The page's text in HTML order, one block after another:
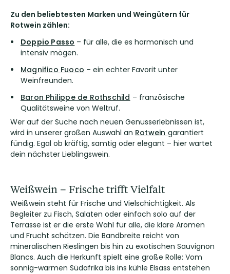
Zu den beliebtesten Marken und Weingütern für
Rotwein zählen:
Doppio Passo – für alle, die es harmonisch und
intensiv mögen.
Magnifico Fuoco – ein echter Favorit unter
Weinfreunden.
Baron Philippe de Rothschild – französische
Qualitätsweine von Weltruf.
Wer auf der Suche nach neuen Genusserlebnissen ist,
wird in unserer großen Auswahl an Rotwein garantiert
fündig. Egal ob kräftig, samtig oder elegant – hier wartet
dein nächster Lieblingswein.
Weißwein – Frische trifft Vielfalt
Weißwein steht für Frische und Vielschichtigkeit. Als
Begleiter zu Fisch, Salaten oder einfach solo auf der
Terrasse ist er die erste Wahl für alle, die klare Aromen
und Frucht schätzen. Die Bandbreite reicht von
mineralischen Rieslingen bis hin zu exotischen Sauvignon
Blancs. Auch die Herkunft spielt eine große Rolle: Vom
sonnig-warmen Südafrika bis ins kühle Elsass entstehen